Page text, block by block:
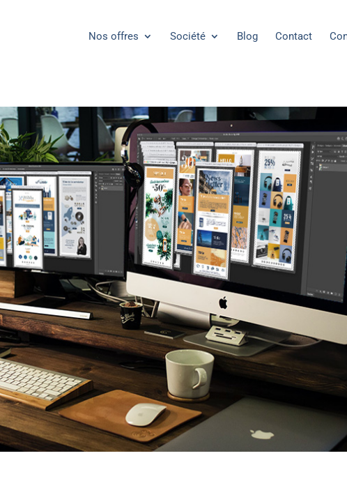
Nos offres Société Blog Contact